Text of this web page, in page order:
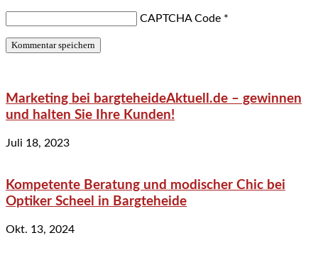
CAPTCHA Code *
Marketing bei bargteheideAktuell.de – gewinnen
und halten Sie Ihre Kunden!
Juli 18, 2023
Kompetente Beratung und modischer Chic bei
Optiker Scheel in Bargteheide
Okt. 13, 2024